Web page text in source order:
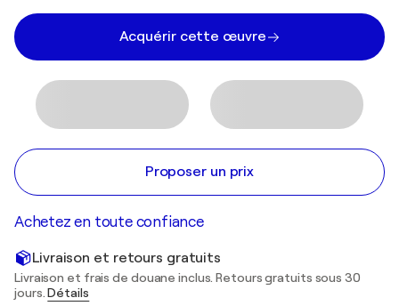
Acquérir cette œuvre
Proposer un prix
Achetez en toute confiance
Livraison et retours gratuits
Livraison et frais de douane inclus. Retours gratuits sous 30
jours.Détails